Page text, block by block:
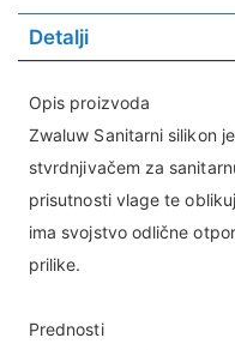
Detalji
Opis proizvoda
Zwaluw Sanitarni silikon
stvrdnjivačem za
prisutnosti vlage te
ima svojstvo odlične
prilike.
Prednosti